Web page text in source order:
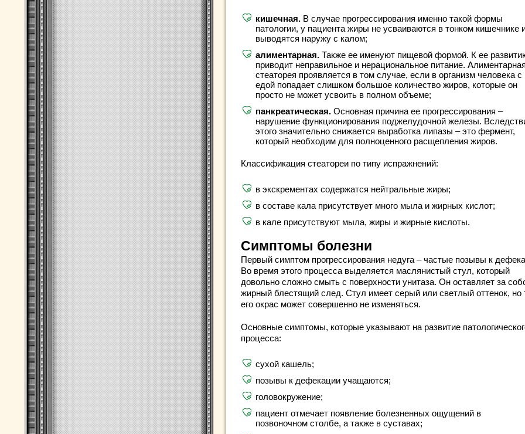
кишечная. В случае прогрессирования именно такой формы
патологии, у пациента жиры не усваиваются в тонком кишечнике
выводятся наружу с калом;
алиментарная. Также ее именуют пищевой формой. К ее
приводит неправильное и нерациональное питание.
стеаторея проявляется в том случае, если в организм человека с
едой попадает слишком большое количество жиров, которые он
просто не может усвоить в полном объеме;
панкреатическая. Основная причина ее прогрессирования –
нарушение функционирования поджелудочной железы.
этого значительно снижается выработка липазы – это фермент,
который необходим для полноценного расщепления жиров.
Классификация стеатореи по типу испражнений:
в экскрементах содержатся нейтральные жиры;
в составе кала присутствует много мыла и жирных кислот;
в кале присутствуют мыла, жиры и жирные кислоты.
Симптомы болезни
Первый симптом прогрессирования недуга – частые позывы к
Во время этого процесса выделяется маслянистый стул, который
довольно сложно смыть с поверхности унитаза. Он оставляет за
жирный блестящий след. Стул имеет серый или светлый оттенок, но
его окрас может совершенно не изменяться.
Основные симптомы, которые указывают на развитие
процесса:
сухой кашель;
позывы к дефекации учащаются;
головокружение;
пациент отмечает появление болезненных ощущений в
позвоночном столбе, а также в суставах;